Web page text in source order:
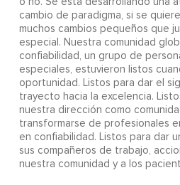
cambio de paradigma, si se
muchos cambios pequeños que
especial. Nuestra comunidad
confiabilidad, un grupo de
especiales, estuvieron listos
oportunidad. Listos para dar el
trayecto hacia la excelencia.
nuestra dirección como
transformarse de profesionales
en confiabilidad. Listos para dar
sus compañeros de trabajo,
nuestra comunidad y a los